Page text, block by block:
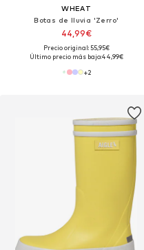
WHEAT
Botas de lluvia 'Zerro'
44,99€
Precio original: 55,95€
Último precio más bajo:44,99€
+2